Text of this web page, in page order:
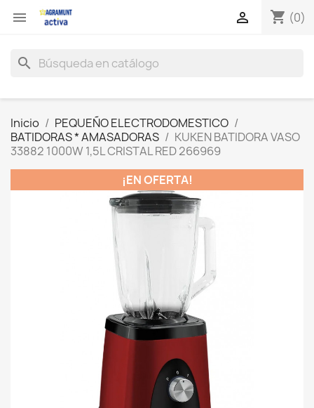
 shopping_cart (0)

search
Inicio
PEQUEÑO ELECTRODOMESTICO
BATIDORAS * AMASADORAS
KUKEN BATIDORA VASO
33882 1000W 1,5L CRISTAL RED 266969
¡EN OFERTA!